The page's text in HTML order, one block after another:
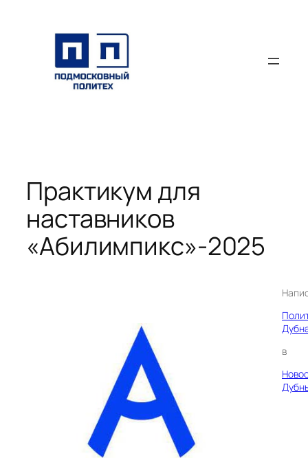
содержимому
Практикум для
наставников
«Абилимпикс»-2025
в